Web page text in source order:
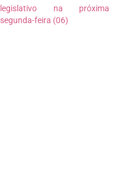
legislativo na próxima
segunda-feira (06)